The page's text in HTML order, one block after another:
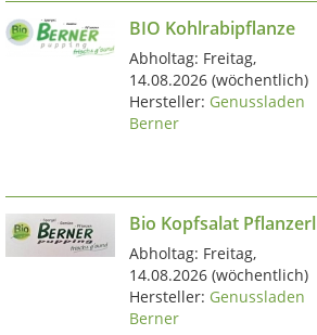
BIO Kohlrabipflanze
Abholtag: Freitag,
14.08.2026(wöchentlich)
Hersteller: Genussladen
Berner
Bio Kopfsalat Pflanzerl
Abholtag: Freitag,
14.08.2026(wöchentlich)
Hersteller: Genussladen
Berner